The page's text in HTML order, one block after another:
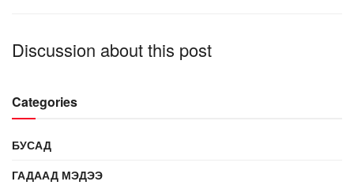
Discussion about this post
Categories
БУСАД
ГАДААД МЭДЭЭ